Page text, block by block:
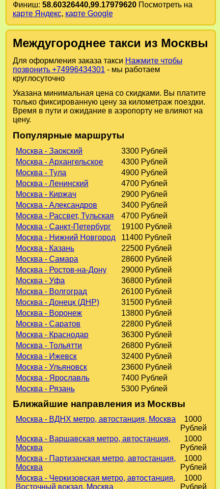
Финиш: 58.60326440,99.17979620Посмотреть на
карте Яндекс, карте Google
Междугороднее такси из Москвы
Для оформления заказа такси Нажмите чтобы
позвонить +74996434301 - мы работаем
круглосуточно
Указана минимальная цена со скидками. Вы платите
только фиксированную цену за километраж поездки.
Время в пути и ожидание в аэропорту не влияют на
цену.
Популярные маршруты
Москва - Заокский
3300 Рублей
Москва - Архангельское
4300 Рублей
Москва - Тула
4900 Рублей
Москва - Ленинский
4700 Рублей
Москва - Киржач
2900 Рублей
Москва - Александров
3400 Рублей
Москва - Рассвет, Тульская
4700 Рублей
Москва - Санкт-Петербург
19100 Рублей
Москва - Нижний Новгород
11400 Рублей
Москва - Казань
22500 Рублей
Москва - Самара
28600 Рублей
Москва - Ростов-на-Дону
29000 Рублей
Москва - Уфа
36800 Рублей
Москва - Волгоград
26100 Рублей
Москва - Донецк (ДНР)
31500 Рублей
Москва - Воронеж
13800 Рублей
Москва - Саратов
22800 Рублей
Москва - Краснодар
36300 Рублей
Москва - Тольятти
26800 Рублей
Москва - Ижевск
32400 Рублей
Москва - Ульяновск
23600 Рублей
Москва - Ярославль
7400 Рублей
Москва - Рязань
5300 Рублей
Ближайшие направления из Москвы
Москва - ВДНХ метро, автостанция, Москва
1000
Рублей
Москва - Варшавская метро, автостанция,
Москва
1000
Рублей
Москва - Партизанская метро, автостанция,
Москва
1000
Рублей
Москва - Черкизовская метро, автостанция,
Восточный вокзал, Москва
1000
Рублей